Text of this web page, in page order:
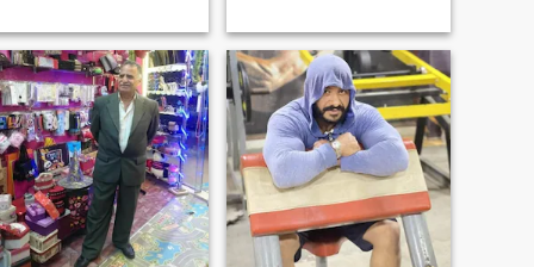
I am looking for a
relationship that will
to marriage with a
a
who values family, faith, and
personal development. I have
a scientific mindset and I’m
passionate